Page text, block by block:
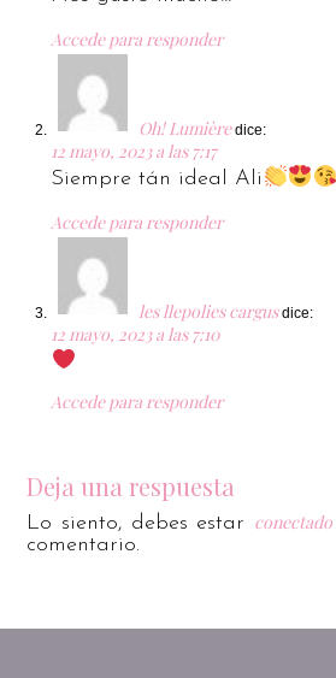
Accede para responder
Oh! Lumière dice:
12 mayo, 2023 a las 7:17
Siempre tán ideal Ali
Accede para responder
les llepolies cargus dice:
12 mayo, 2023 a las 7:10
Accede para responder
Deja una respuesta
Lo siento, debes estar conectado
comentario.